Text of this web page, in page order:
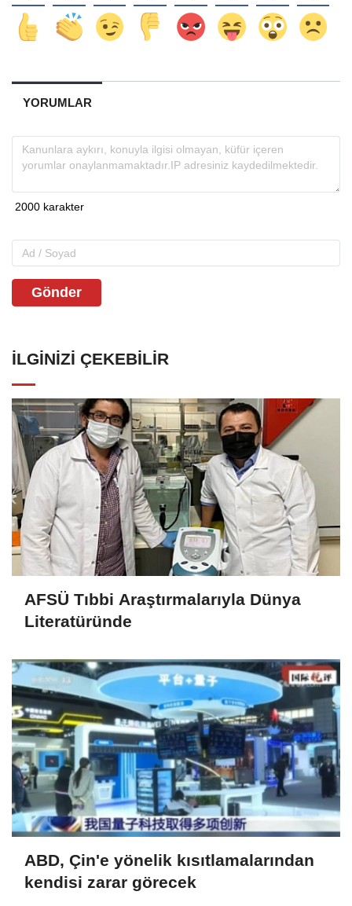
YORUMLAR
Gönder
İLGINIZI ÇEKEBILIR
AFSÜ Tıbbi Araştırmalarıyla Dünya
Literatüründe
ABD, Çin'e yönelik kısıtlamalarından
kendisi zarar görecek